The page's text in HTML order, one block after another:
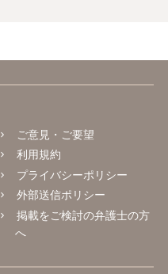
ご意見・ご要望
利用規約
プライバシーポリシー
外部送信ポリシー
掲載をご検討の弁護士の方
へ